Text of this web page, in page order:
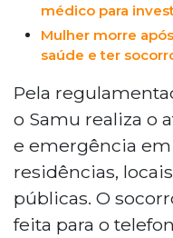
médico para
Mulher morre
saúde e ter
Pela
o Samu realiza o
e emergência
residências,
públicas. O
feita para o